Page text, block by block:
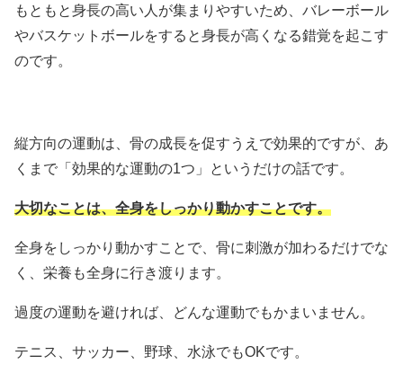
もともと身長の高い人が集まりやすいため、バレーボール
やバスケットボールをすると身長が高くなる錯覚を起こす
のです。
縦方向の運動は、骨の成長を促すうえで効果的ですが、あ
くまで「効果的な運動の1つ」というだけの話です。
大切なことは、全身をしっかり動かすことです。
全身をしっかり動かすことで、骨に刺激が加わるだけでな
く、栄養も全身に行き渡ります。
過度の運動を避ければ、どんな運動でもかまいません。
テニス、サッカー、野球、水泳でもOKです。